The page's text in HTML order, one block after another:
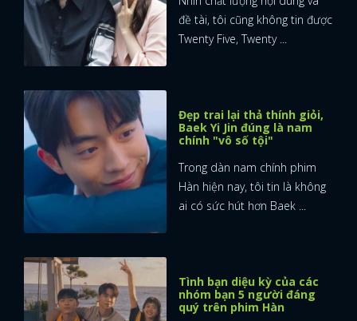
FACEBOOK GOOGLE
đề tài, tôi cũng không tin được
Twenty Five, Twenty ...
Đẹp trai lại thả thính giỏi,
Baek Yi Jin đúng là nam
chính "vô số tội"
Trong dàn nam chính phim
Hàn hiện nay, tôi tin là không
ai có sức hút hơn Baek ...
Tình bạn diệu kỳ của các
nhóm bạn 5 người đáng
quý trên phim Hàn